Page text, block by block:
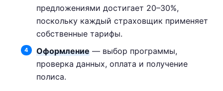
предложениями достигает 20–30%,
поскольку каждый страховщик применяет
собственные тарифы.
Оформление— выбор программы,
проверка данных, оплата и получение
полиса.